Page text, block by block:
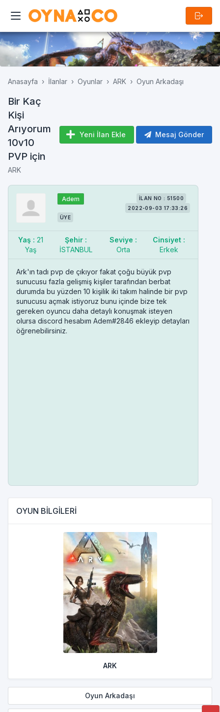
Anasayfa İlanlar Oyunlar ARK Oyun Arkadaşı
Bir Kaç
Kişi
Arıyorum
10v10
PVP için
ARK
Yeni İlan Ekle Mesaj Gönder
Adem
ÜYE
İLAN NO : 51500
2022-09-03 17:33:26
Yaş : 21
Yaş
Şehir :
İSTANBUL
Seviye :
Orta
Cinsiyet :
Erkek
Ark'ın tadı pvp de çıkıyor fakat çoğu büyük pvp
sunucusu fazla gelişmiş kişiler tarafından berbat
durumda bu yüzden 10 kişilik iki takım halinde bir pvp
sunucusu açmak istiyoruz bunu içinde bize tek
gereken oyuncu daha detaylı konuşmak isteyen
olursa discord hesabım Adem#2846 ekleyip detayları
öğrenebilirsiniz.
OYUN BİLGİLERİ
ARK
Oyun Arkadaşı